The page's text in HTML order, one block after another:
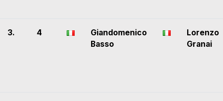
3. 4
Giandomenico
Basso
Lorenzo
Granai